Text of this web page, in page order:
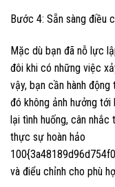
Bước 4: Sẵn sàng điều
Mặc dù bạn đã nỗ lực
đôi khi có những việc
vậy, bạn cần hành
đó không ảnh hưởng
lại tình huống, cân
thực sự hoàn hảo
và điểu chỉnh cho phù